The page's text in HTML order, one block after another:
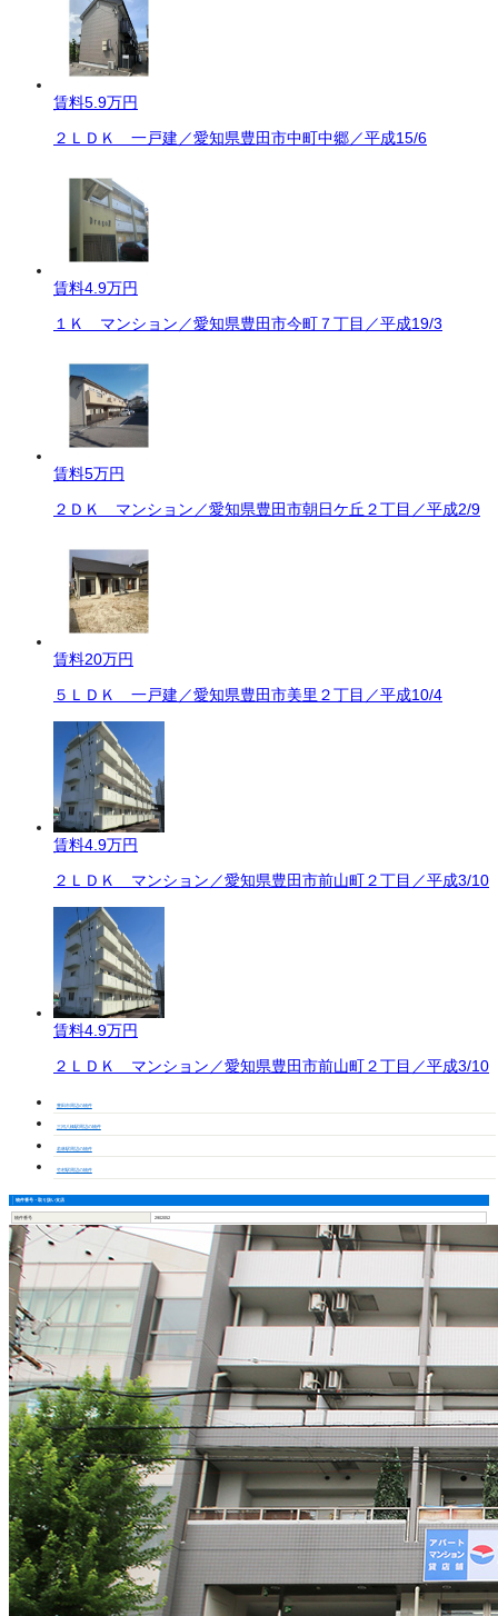
賃料5.9万円
２ＬＤＫ 一戸建／愛知県豊田市中町中郷／平成15/6
賃料4.9万円
１Ｋ マンション／愛知県豊田市今町７丁目／平成19/3
賃料5万円
２ＤＫ マンション／愛知県豊田市朝日ケ丘２丁目／平成2/9
賃料20万円
５ＬＤＫ 一戸建／愛知県豊田市美里２丁目／平成10/4
賃料4.9万円
２ＬＤＫ マンション／愛知県豊田市前山町２丁目／平成3/10
賃料4.9万円
２ＬＤＫ マンション／愛知県豊田市前山町２丁目／平成3/10
豊田市周辺の物件
三河八橋駅周辺の物件
若林駅周辺の物件
竹村駅周辺の物件
物件番号・取り扱い支店
物件番号 2902052